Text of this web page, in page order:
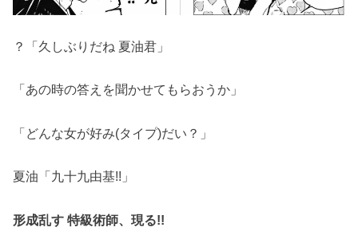
？「久しぶりだね 夏油君」
「あの時の答えを聞かせてもらおうか」
「どんな女が好み(タイプ)だい？」
夏油「九十九由基!!」
形成乱す 特級術師、現る!!